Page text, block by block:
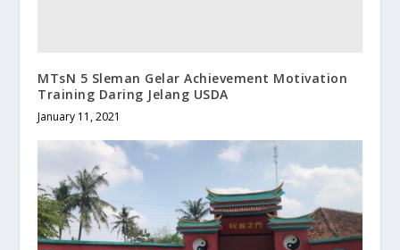
MTsN 5 Sleman Gelar Achievement Motivation
Training Daring Jelang USDA
January 11, 2021